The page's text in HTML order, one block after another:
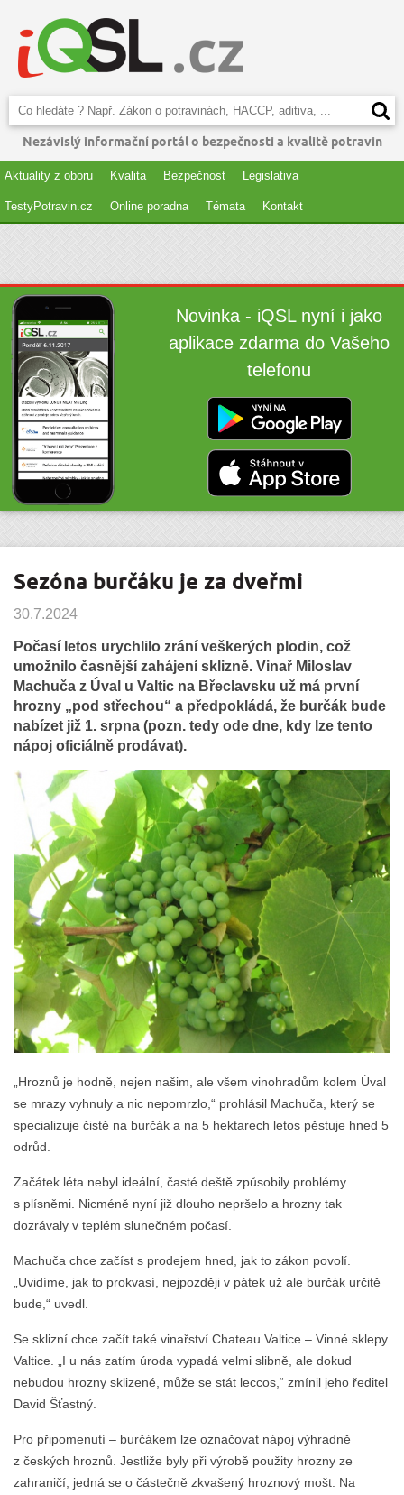
Nezávislý informační portál o bezpečnosti a kvalitě potravin
Aktuality z oboru Kvalita Bezpečnost Legislativa
TestyPotravin.cz Online poradna Témata Kontakt
Novinka - iQSL nyní i jako
aplikace zdarma do Vašeho
telefonu
Sezóna burčáku je za dveřmi
30.7.2024
Počasí letos urychlilo zrání veškerých plodin, což
umožnilo časnější zahájení sklizně. Vinař Miloslav
Machuča z Úval u Valtic na Břeclavsku už má první
hrozny „pod střechou“ a předpokládá, že burčák bude
nabízet již 1. srpna (pozn. tedy ode dne, kdy lze tento
nápoj oficiálně prodávat).
„Hroznů je hodně, nejen našim, ale všem vinohradům kolem Úval
se mrazy vyhnuly a nic nepomrzlo,“ prohlásil Machuča, který se
specializuje čistě na burčák a na 5 hektarech letos pěstuje hned 5
odrůd.
Začátek léta nebyl ideální, časté deště způsobily problémy
s plísněmi. Nicméně nyní již dlouho nepršelo a hrozny tak
dozrávaly v teplém slunečném počasí.
Machuča chce začíst s prodejem hned, jak to zákon povolí.
„Uvidíme, jak to prokvasí, nejpozději v pátek už ale burčák určitě
bude,“ uvedl.
Se sklizní chce začít také vinařství Chateau Valtice – Vinné sklepy
Valtice. „I u nás zatím úroda vypadá velmi slibně, ale dokud
nebudou hrozny sklizené, může se stát leccos,“ zmínil jeho ředitel
David Šťastný.
Pro připomenutí – burčákem lze označovat nápoj výhradně
z českých hroznů. Jestliže byly při výrobě použity hrozny ze
zahraničí, jedná se o částečně zkvašený hroznový mošt. Na